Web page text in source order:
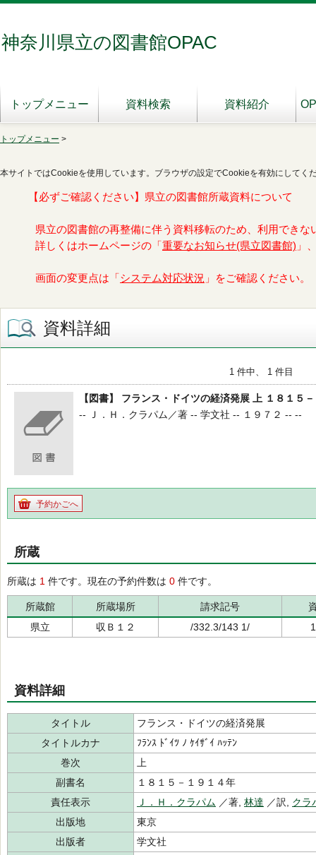
神奈川県立の図書館OPAC
トップメニュー 資料検索 資料紹介
トップメニュー >
本サイトではCookieを使用しています。ブラウザの設定でCookieを有効にしてく
【必ずご確認ください】県立の図書館所蔵資料について
県立の図書館の再整備に伴う資料移転のため、利用できな
詳しくはホームページの「 重要なお知らせ(県立図書館) 」
画面の変更点は「 システム対応状況 」をご確認ください。
資料詳細
1 件中、 1 件目
【図書】 フランス・ドイツの経済発展 上 １８１５
-- Ｊ．Ｈ．クラパム／著 -- 学文社 -- １９７２ -- --
予約かごへ
所蔵
所蔵は 1 件です。現在の予約件数は 0 件です。
所蔵館 所蔵場所 請求記号
県立
収Ｂ１２ /332.3/143 1/
資料詳細
タイトル
フランス・ドイツの経済発展
タイトルカナ
ﾌﾗﾝｽ ﾄﾞｲﾂ ﾉ ｹｲｻﾞｲ ﾊｯﾃﾝ
巻次
上
副書名
１８１５－１９１４年
責任表示
Ｊ．Ｈ．クラパム ／著, 林達 ／訳, クラ
出版地
東京
出版者
学文社